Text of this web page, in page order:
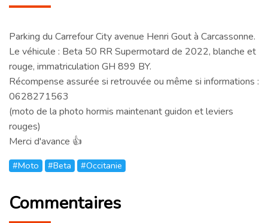
Parking du Carrefour City avenue Henri Gout à Carcassonne.
Le véhicule : Beta 50 RR Supermotard de 2022, blanche et
rouge, immatriculation GH 899 BY.
Récompense assurée si retrouvée ou même si informations :
0628271563
(moto de la photo hormis maintenant guidon et leviers
rouges)
Merci d'avance 👍
#Moto #Beta #Occitanie
Commentaires